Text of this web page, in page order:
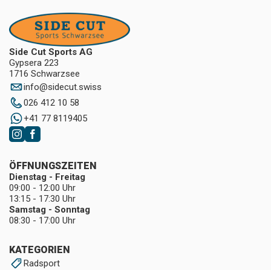
Side Cut Sports AG
Gypsera 223
1716 Schwarzsee
info@sidecut.swiss
026 412 10 58
+41 77 8119405
KATEGORIEN
Radsport
ÖFFNUNGSZEITEN
Dienstag - Freitag
09:00 - 12:00 Uhr
13:15 - 17:30 Uhr
Samstag - Sonntag
08:30 - 17:00 Uhr